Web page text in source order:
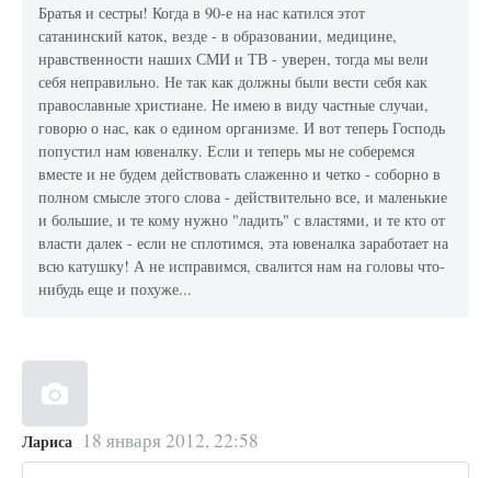
Братья и сестры! Когда в 90-е на нас катился этот
сатанинский каток, везде - в образовании, медицине,
нравственности наших СМИ и ТВ - уверен, тогда мы вели
себя неправильно. Не так как должны были вести себя как
православные христиане. Не имею в виду частные случаи,
говорю о нас, как о едином организме. И вот теперь Господь
попустил нам ювеналку. Если и теперь мы не соберемся
вместе и не будем действовать слаженно и четко - соборно в
полном смысле этого слова - действительно все, и маленькие
и большие, и те кому нужно "ладить" с властями, и те кто от
власти далек - если не сплотимся, эта ювеналка заработает на
всю катушку! А не исправимся, свалится нам на головы что-
нибудь еще и похуже...
Лариса 18 января 2012, 22:58